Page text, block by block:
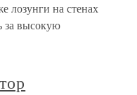
на стенах
за высокую